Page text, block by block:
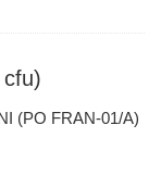
(PO FRAN-01/A)